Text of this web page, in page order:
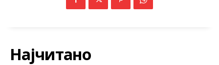
Најчитано